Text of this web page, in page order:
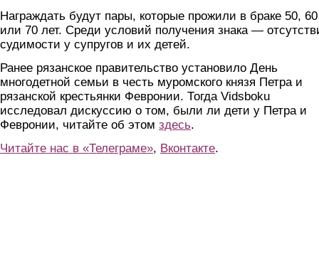
Награждать будут пары, которые прожили в браке 50, 60
или 70 лет. Среди условий получения знака —
судимости у супругов и их детей.
Ранее рязанское правительство установило День
многодетной семьи в честь муромского князя Петра и
рязанской крестьянки Февронии. Тогда Vidsboku
исследовал дискуссию о том, были ли дети у Петра и
Февронии, читайте об этом здесь.
Читайте нас в «Телеграме», Вконтакте.